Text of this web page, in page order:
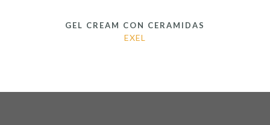
GEL CREAM CON CERAMIDAS
EXEL